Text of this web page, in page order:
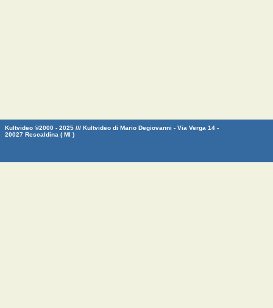
Kultvideo ©2000 - 2025 /// Kultvideo di Mario Degiovanni - Via Verga 14 -
20027 Rescaldina ( MI )